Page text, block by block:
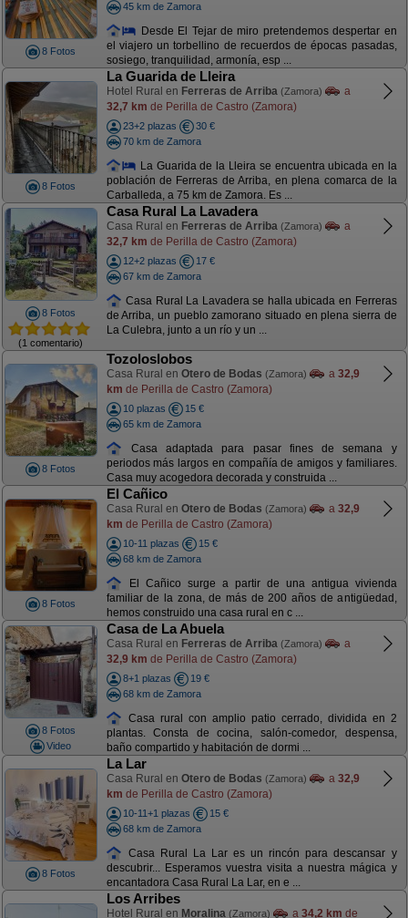
8 Fotos
45 km de Zamora
Desde El Tejar de miro pretendemos despertar en
el viajero un torbellino de recuerdos de épocas pasadas,
sosiego, tranquilidad, armonía, esp ...
8 Fotos
La Guarida de Lleira
Hotel Rural en Ferreras de Arriba (Zamora)
a
32,7 km de Perilla de Castro (Zamora)
23+2 plazas
30 €
70 km de Zamora
La Guarida de la Lleira se encuentra ubicada en la
población de Ferreras de Arriba, en plena comarca de la
Carballeda, a 75 km de Zamora. Es ...
8 Fotos
(1 comentario)
Casa Rural La Lavadera
Casa Rural en Ferreras de Arriba (Zamora)
a
32,7 km de Perilla de Castro (Zamora)
12+2 plazas
17 €
67 km de Zamora
Casa Rural La Lavadera se halla ubicada en Ferreras
de Arriba, un pueblo zamorano situado en plena sierra de
La Culebra, junto a un río y un ...
8 Fotos
Tozoloslobos
Casa Rural en Otero de Bodas (Zamora) a 32,9
km de Perilla de Castro (Zamora)
10 plazas
15 €
65 km de Zamora
Casa adaptada para pasar fines de semana y
periodos más largos en compañía de amigos y familiares.
Casa muy acogedora decorada y construida ...
8 Fotos
El Cañico
Casa Rural en Otero de Bodas (Zamora) a 32,9
km de Perilla de Castro (Zamora)
10-11 plazas
15 €
68 km de Zamora
El Cañico surge a partir de una antigua vivienda
familiar de la zona, de más de 200 años de antigüedad,
hemos construido una casa rural en c ...
8 Fotos
Video
Casa de La Abuela
Casa Rural en Ferreras de Arriba (Zamora)
a
32,9 km de Perilla de Castro (Zamora)
8+1 plazas
19 €
68 km de Zamora
Casa rural con amplio patio cerrado, dividida en 2
plantas. Consta de cocina, salón-comedor, despensa,
baño compartido y habitación de dormi ...
8 Fotos
La Lar
Casa Rural en Otero de Bodas (Zamora) a 32,9
km de Perilla de Castro (Zamora)
10-11+1 plazas
15 €
68 km de Zamora
Casa Rural La Lar es un rincón para descansar y
descubrir... Esperamos vuestra visita a nuestra mágica y
encantadora Casa Rural La Lar, en e ...
Los Arribes
Hotel Rural en Moralina (Zamora) a 34,2 km de